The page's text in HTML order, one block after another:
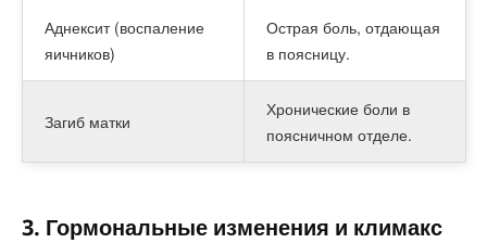
Аднексит (воспаление
яичников)
Острая боль, отдающая
в поясницу.
Загиб матки
Хронические боли в
поясничном отделе.
3. Гормональные изменения и климакс